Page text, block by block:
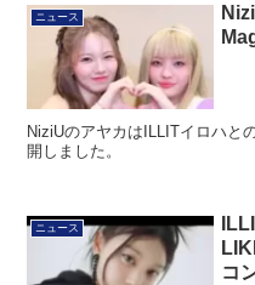
ニュース
NiziUのアヤカはILLITイロハと
開しました。
ニュース
コ